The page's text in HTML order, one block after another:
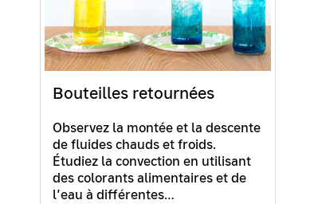
Bouteilles retournées
Observez la montée et la descente
de fluides chauds et froids.
Étudiez la convection en utilisant
des colorants alimentaires et de
l’eau à différentes…